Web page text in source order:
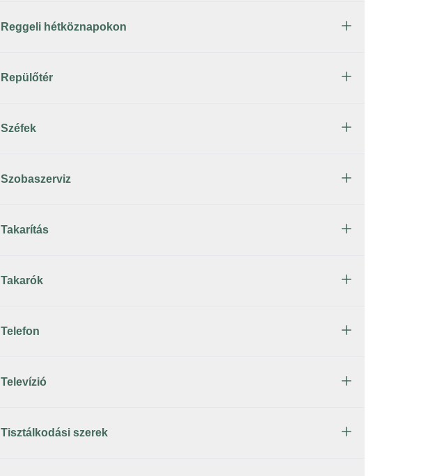
Reggeli hétköznapokon
Repülőtér
Széfek
Szobaszerviz
Takarítás
Takarók
Telefon
Televízió
Tisztálkodási szerek